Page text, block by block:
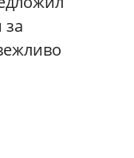
за